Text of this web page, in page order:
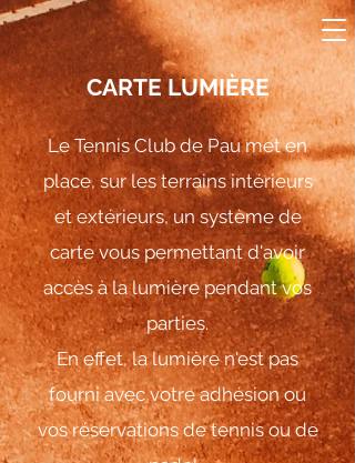
CARTE LUMIÈRE
Le Tennis Club de Pau met en
place, sur les terrains intérieurs
et extérieurs, un système de
carte vous permettant d'avoir
accès à la lumière pendant vos
parties.
En effet, la lumière n'est pas
fourni avec votre adhésion ou
vos réservations de tennis ou de